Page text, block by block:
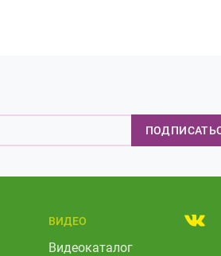
ВИДЕО
Видеокаталог